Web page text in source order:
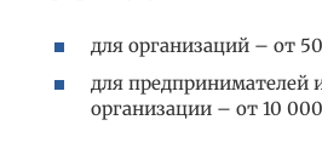
для организаций – от
для предпринимателей
организации – от 10